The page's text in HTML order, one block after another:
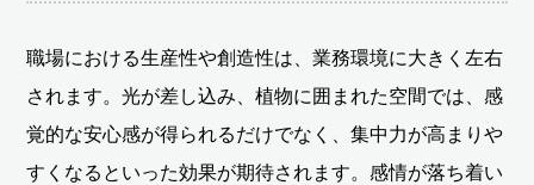
職場における生産性や創造性は、業務環境に大きく左右
されます。光が差し込み、植物に囲まれた空間では、感
覚的な安心感が得られるだけでなく、集中力が高まりや
すくなるといった効果が期待されます。感情が落ち着い